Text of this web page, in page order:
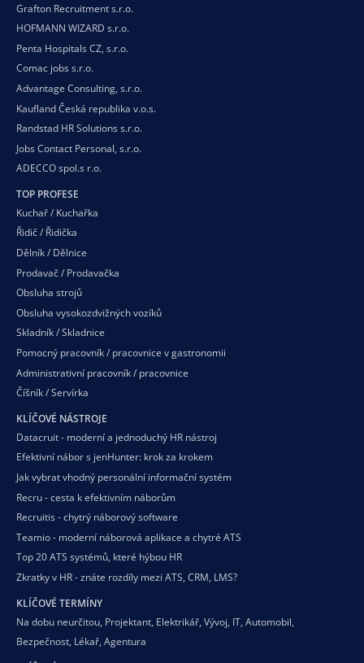
Grafton Recruitment s.r.o.
HOFMANN WIZARD s.r.o.
Penta Hospitals CZ, s.r.o.
Comac jobs s.r.o.
Advantage Consulting, s.r.o.
Kaufland Česká republika v.o.s.
Randstad HR Solutions s.r.o.
Jobs Contact Personal, s.r.o.
ADECCO spol.s r.o.
TOP PROFESE
Kuchař / Kuchařka
Řidič / Řidička
Dělník / Dělnice
Prodavač / Prodavačka
Obsluha strojů
Obsluha vysokozdvižných vozíků
Skladník / Skladnice
Pomocný pracovník / pracovnice v gastronomii
Administrativní pracovník / pracovnice
Číšník / Servírka
KLÍČOVÉ NÁSTROJE
Datacruit - moderní a jednoduchý HR nástroj
Efektivní nábor s jenHunter: krok za krokem
Jak vybrat vhodný personální informační systém
Recru - cesta k efektivním náborům
Recruitis - chytrý náborový software
Teamio - moderní náborová aplikace a chytré ATS
Top 20 ATS systémů, které hýbou HR
Zkratky v HR - znáte rozdíly mezi ATS, CRM, LMS?
KLÍČOVÉ TERMÍNY
Na dobu neurčitou, Projektant, Elektrikář, Vývoj, IT, Automobil,
Bezpečnost, Lékař, Agentura